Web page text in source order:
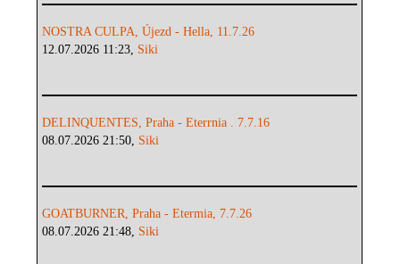
NOSTRA CULPA, Újezd - Hella, 11.7.26
12.07.2026 11:23, Siki
DELINQUENTES, Praha - Eterrnia . 7.7.16
08.07.2026 21:50, Siki
GOATBURNER, Praha - Etermia, 7.7.26
08.07.2026 21:48, Siki